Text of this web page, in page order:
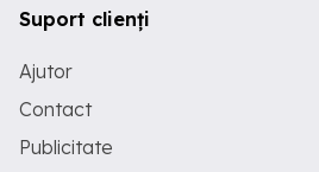
Suport clienți
Ajutor
Contact
Publicitate